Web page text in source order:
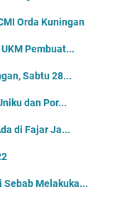
Orda Kuningan
Pembuat...
Sabtu 28...
dan Por...
di Fajar Ja...
Sebab Melakuka...